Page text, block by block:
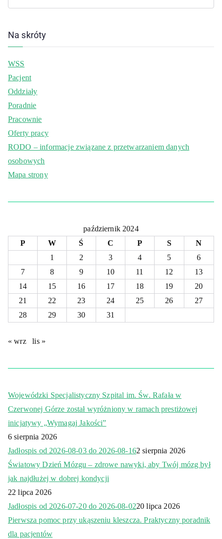
Na skróty
WSS
Pacjent
Oddziały
Poradnie
Pracownie
Oferty pracy
RODO – informacje związane z przetwarzaniem danych
osobowych
Mapa strony
październik 2024
P
W Ś C P S
N
1
2 3 4 5
6
7
8 9 10 11 12
13
14
15 16 17 18 19
20
21
22 23 24 25 26
27
28
29 30 31
« wrz lis »
Wojewódzki Specjalistyczny Szpital im. Św. Rafała w
Czerwonej Górze został wyróżniony w ramach prestiżowej
inicjatywy „Wymagaj Jakości”
6 sierpnia 2026
Jadłospis od 2026-08-03 do 2026-08-162 sierpnia 2026
Światowy Dzień Mózgu – zdrowe nawyki, aby Twój mózg był
jak najdłużej w dobrej kondycji
22 lipca 2026
Jadłospis od 2026-07-20 do 2026-08-0220 lipca 2026
Pierwsza pomoc przy ukąszeniu kleszcza. Praktyczny poradnik
dla pacjentów